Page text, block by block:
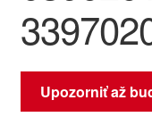
Upozorniť až